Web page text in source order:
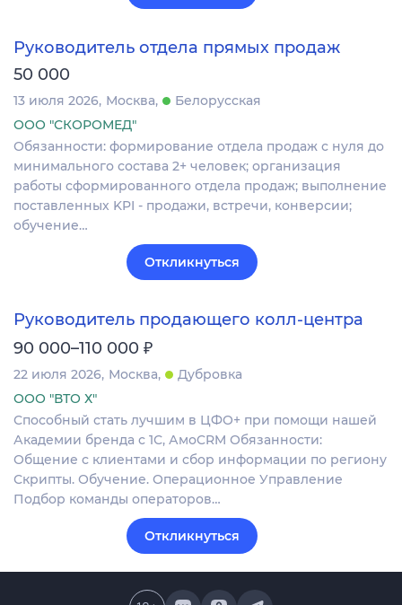
Руководитель отдела прямых продаж
50 000
13 июля 2026 Москва
Белорусская
ООО "СКОРОМЕД"
Обязанности: формирование отдела продаж с нуля до
минимального состава 2+ человек; организация
работы сформированного отдела продаж; выполнение
поставленных KPI - продажи, встречи, конверсии;
обучение…
Откликнуться
Руководитель продающего колл-центра
90 000–110 000 ₽
22 июля 2026 Москва
Дубровка
ООО "ВТО Х"
Способный стать лучшим в ЦФО+ при помощи нашей
Академии бренда с 1С, АмоCRM Обязанности:
Общение с клиентами и сбор информации по региону
Скрипты. Обучение. Операционное Управление
Подбор команды операторов…
Откликнуться